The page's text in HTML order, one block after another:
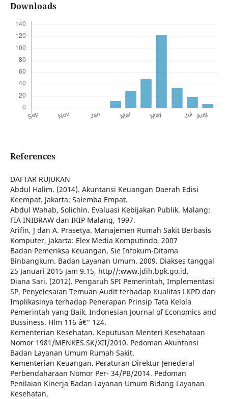
Downloads
References
DAFTAR RUJUKAN
Abdul Halim. (2014). Akuntansi Keuangan Daerah Edisi
Keempat. Jakarta: Salemba Empat.
Abdul Wahab, Solichin. Evaluasi Kebijakan Publik. Malang:
FIA INIBRAW dan IKIP Malang, 1997.
Arifin, J dan A. Prasetya. Manajemen Rumah Sakit Berbasis
Komputer, Jakarta: Elex Media Komputindo, 2007
Badan Pemeriksa Keuangan. Sie Infokum-Ditama
Binbangkum. Badan Layanan Umum. 2009. Diakses tanggal
25 Januari 2015 Jam 9.15, http//:www.jdih.bpk.go.id.
Diana Sari. (2012). Pengaruh SPI Pemerintah, Implementasi
SP, Penyelesaian Temuan Audit terhadap Kualitas LKPD dan
Implikasinya terhadap Penerapan Prinsip Tata Kelola
Pemerintah yang Baik. Indonesian Journal of Economics and
Bussiness. Hlm 116 â€“ 124.
Kementerian Kesehatan. Keputusan Menteri Kesehataan
Nomor 1981/MENKES.SK/XII/2010. Pedoman Akuntansi
Badan Layanan Umum Rumah Sakit.
Kementerian Keuangan. Peraturan Direktur Jenederal
Perbendaharaan Nomor Per- 34/PB/2014. Pedoman
Penilaian Kinerja Badan Layanan Umum Bidang Layanan
Kesehatan.